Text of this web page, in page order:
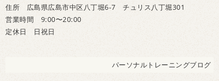
住所 広島県広島市中区八丁堀6-7 チュリス八丁堀301
営業時間 9:00〜20:00
定休日 日祝日
パーソナルトレーニングブログ